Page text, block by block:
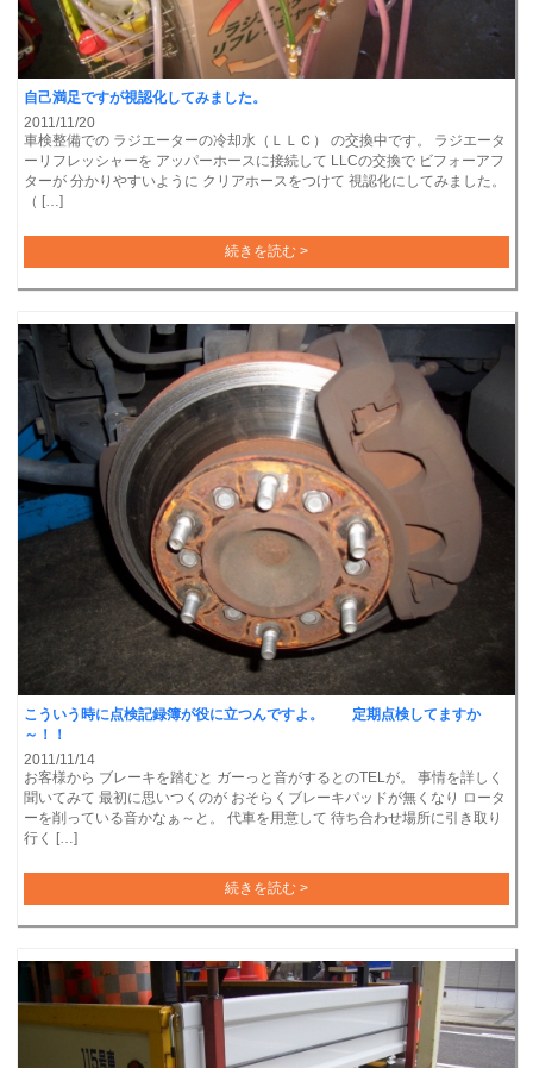
自己満足ですが視認化してみました。
2011/11/20
車検整備での ラジエーターの冷却水（ＬＬＣ） の交換中です。 ラジエータ
ーリフレッシャーを アッパーホースに接続して LLCの交換で ビフォーアフ
ターが 分かりやすいように クリアホースをつけて 視認化にしてみました。
（ […]
続きを読む >
こういう時に点検記録簿が役に立つんですよ。 定期点検してますか
～！！
2011/11/14
お客様から ブレーキを踏むと ガーっと音がするとのTELが。 事情を詳しく
聞いてみて 最初に思いつくのが おそらくブレーキパッドが無くなり ロータ
ーを削っている音かなぁ～と。 代車を用意して 待ち合わせ場所に引き取り
行く […]
続きを読む >